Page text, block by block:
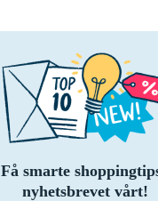
Få smarte
nyhetsbrevet vårt!